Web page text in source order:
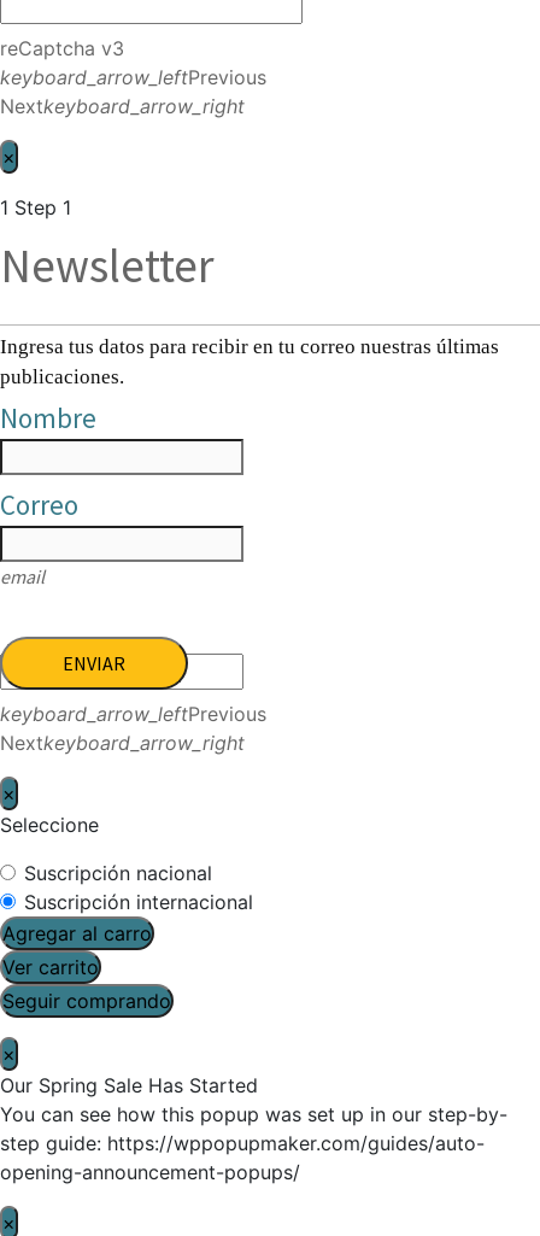
reCaptcha v3
keyboard_arrow_leftPrevious
Nextkeyboard_arrow_right
×
1 Step 1
Newsletter
Ingresa tus datos para recibir en tu correo nuestras últimas
publicaciones.
Nombre
Correo
email
ENVIAR
keyboard_arrow_leftPrevious
Nextkeyboard_arrow_right
×
Seleccione
Suscripción nacional
Suscripción internacional
Agregar al carro
Ver carrito
Seguir comprando
×
Our Spring Sale Has Started
You can see how this popup was set up in our step-by-
step guide: https://wppopupmaker.com/guides/auto-
opening-announcement-popups/
×